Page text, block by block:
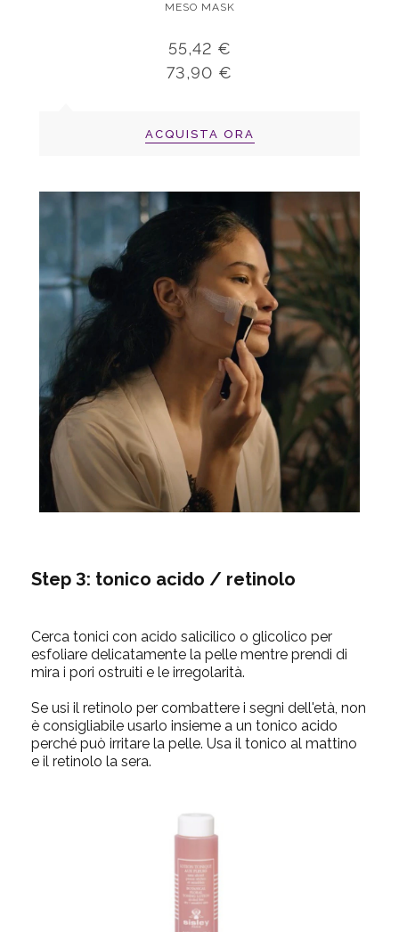
MESO MASK
55,42 €
73,90 €
ACQUISTA ORA
Step 3: tonico acido / retinolo
Cerca tonici con acido salicilico o glicolico per
esfoliare delicatamente la pelle mentre prendi di
mira i pori ostruiti e le irregolarità.
Se usi il retinolo per combattere i segni dell'età, non
è consigliabile usarlo insieme a un tonico acido
perché può irritare la pelle. Usa il tonico al mattino
e il retinolo la sera.